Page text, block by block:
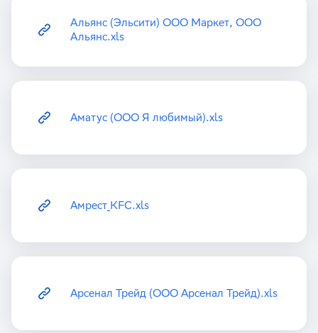
Альянс (Эльсити) ООО Маркет, ООО
Альянс.xls
Аматус (ООО Я любимый).xls
Амрест_KFC.xls
Арсенал Трейд (ООО Арсенал Трейд).xls